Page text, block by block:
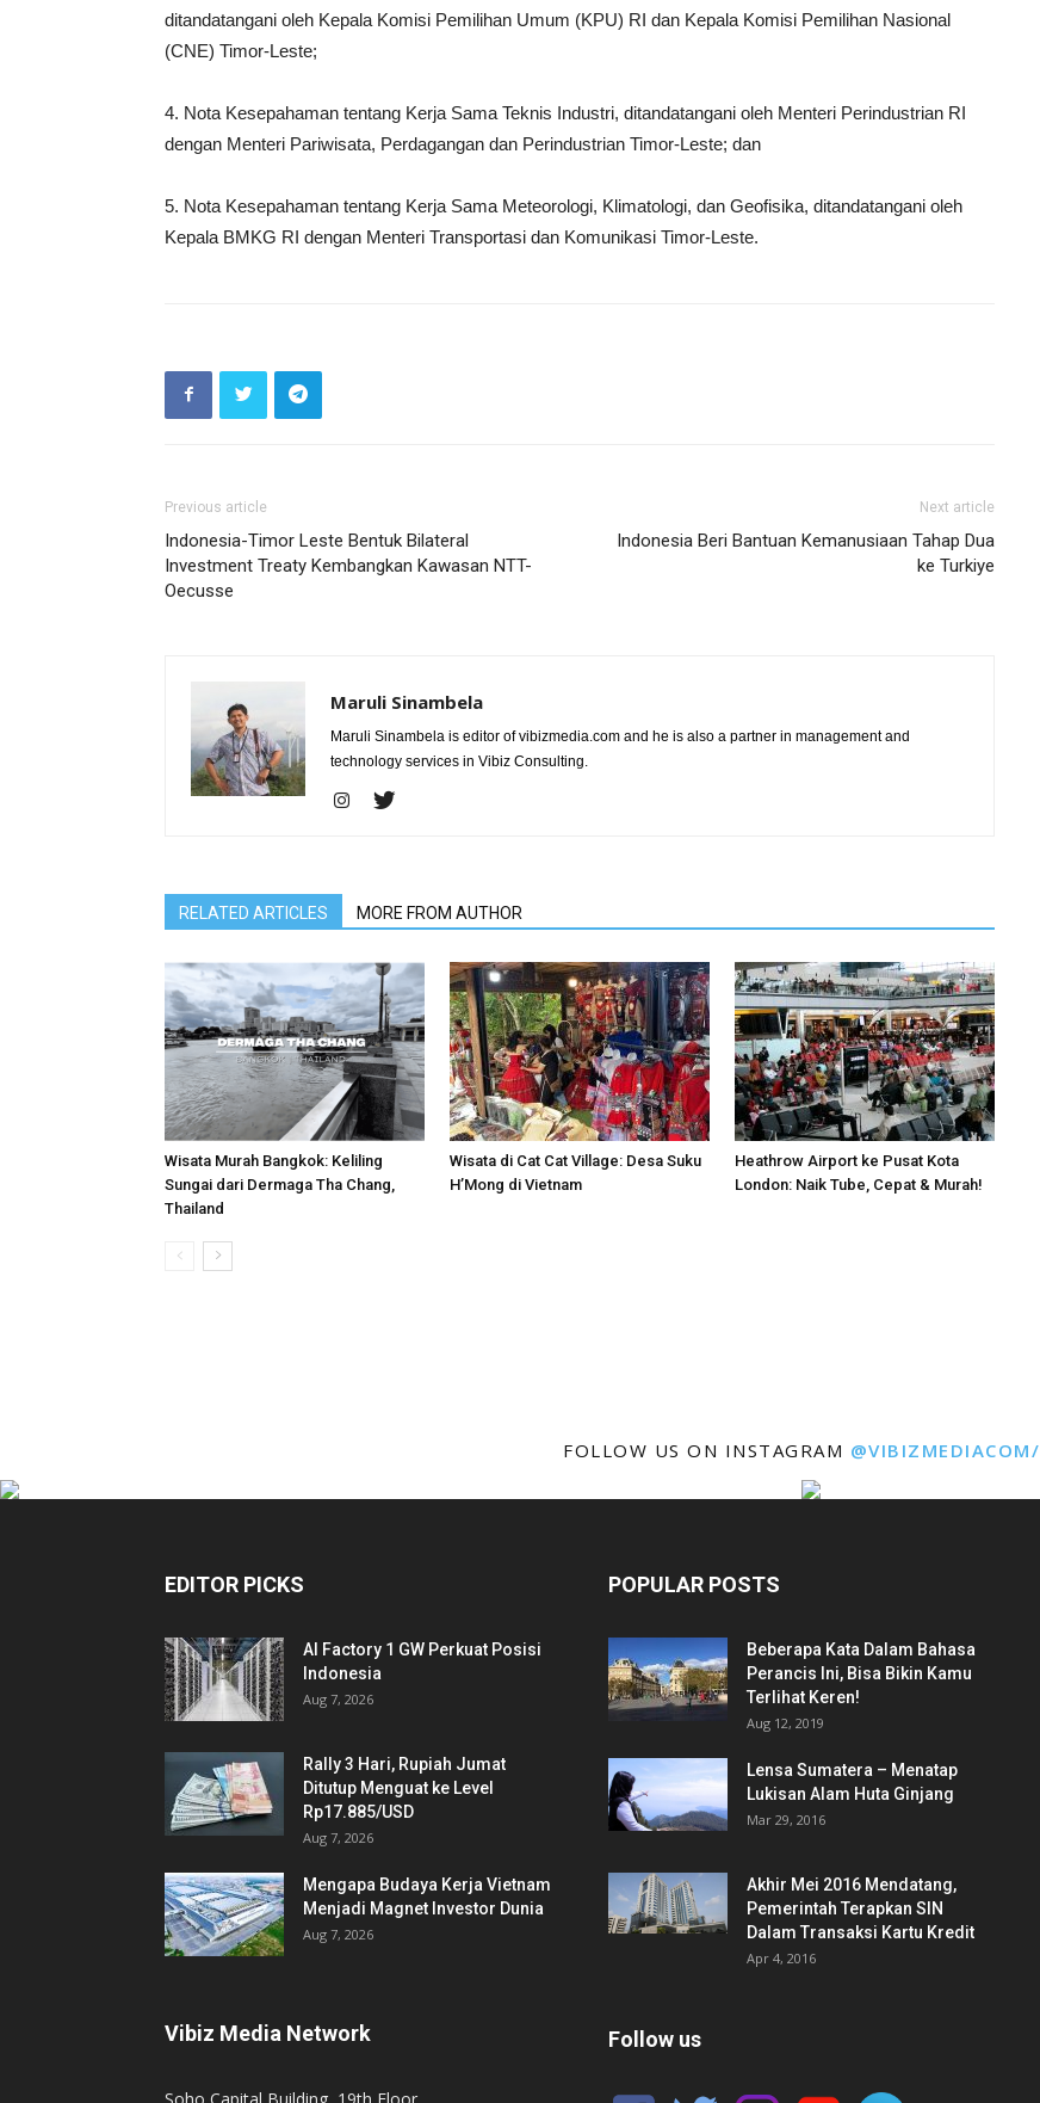
ditandatangani oleh Kepala Komisi Pemilihan Umum (KPU) RI dan Kepala Komisi Pemilihan Nasional
(CNE) Timor-Leste;
4. Nota Kesepahaman tentang Kerja Sama Teknis Industri, ditandatangani oleh Menteri Perindustrian RI
dengan Menteri Pariwisata, Perdagangan dan Perindustrian Timor-Leste; dan
5. Nota Kesepahaman tentang Kerja Sama Meteorologi, Klimatologi, dan Geofisika, ditandatangani oleh
Kepala BMKG RI dengan Menteri Transportasi dan Komunikasi Timor-Leste.
Previous article
Indonesia-Timor Leste Bentuk Bilateral
Investment Treaty Kembangkan Kawasan NTT-
Oecusse
Next article
Indonesia Beri Bantuan Kemanusiaan Tahap Dua
ke Turkiye
Maruli Sinambela
Maruli Sinambela is editor of vibizmedia.com and he is also a partner in management and
technology services in Vibiz Consulting.
RELATED ARTICLES MORE FROM AUTHOR
Wisata Murah Bangkok: Keliling
Sungai dari Dermaga Tha Chang,
Thailand
Wisata di Cat Cat Village: Desa Suku
H’Mong di Vietnam
Heathrow Airport ke Pusat Kota
London: Naik Tube, Cepat & Murah!
FOLLOW US ON INSTAGRAM @VIBIZMEDIACOM/
EDITOR PICKS
AI Factory 1 GW Perkuat Posisi
Indonesia
Aug 7, 2026
Rally 3 Hari, Rupiah Jumat
Ditutup Menguat ke Level
Rp17.885/USD
Aug 7, 2026
Mengapa Budaya Kerja Vietnam
Menjadi Magnet Investor Dunia
Aug 7, 2026
Vibiz Media Network
Soho Capital Building, 19th Floor
POPULAR POSTS
Beberapa Kata Dalam Bahasa
Perancis Ini, Bisa Bikin Kamu
Terlihat Keren!
Aug 12, 2019
Lensa Sumatera – Menatap
Lukisan Alam Huta Ginjang
Mar 29, 2016
Akhir Mei 2016 Mendatang,
Pemerintah Terapkan SIN
Dalam Transaksi Kartu Kredit
Apr 4, 2016
Follow us